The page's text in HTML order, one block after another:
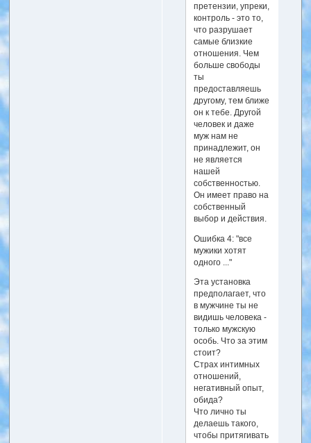
претензии, упреки,
контроль - это то,
что разрушает
самые близкие
отношения. Чем
больше свободы
ты
предоставляешь
другому, тем ближе
он к тебе. Другой
человек и даже
муж нам не
принадлежит, он
не является
нашей
собственностью.
Он имеет право на
собственный
выбор и действия.
Ошибка 4: "все
мужики хотят
одного ..."
Эта установка
предполагает, что
в мужчине ты не
видишь человека -
только мужскую
особь. Что за этим
стоит?
Страх интимных
отношений,
негативный опыт,
обида?
Что лично ты
делаешь такого,
чтобы притягивать